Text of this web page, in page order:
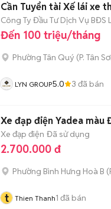
Cần Tuyển tài Xế lái xe
Công Ty Đầu Tư Dịch Vụ BĐS
Đến 100 triệu/tháng
Phường Tân Quý (P. Tân
LYN GROUP5.0 3 đã bán
Xe đạp điện Yadea màu
Xe đạp điện Đã sử dụng
2.700.000 đ
Phường Bình Hưng Hoà B (
t Thien Thanh1 đã bán